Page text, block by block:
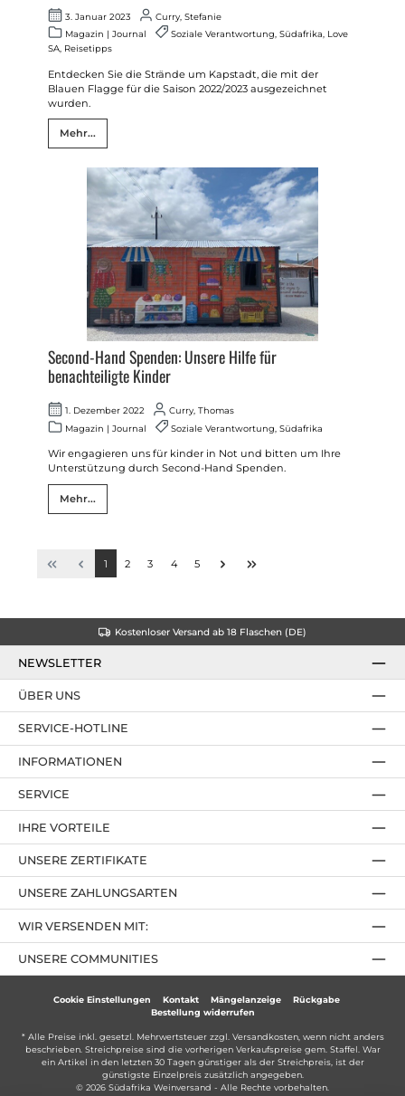
3. Januar 2023
Curry, Stefanie
Magazin | Journal Soziale Verantwortung ,Südafrika
Love
SA Reisetipps
Entdecken Sie die Strände um Kapstadt, die mit der
Blauen Flagge für die Saison 2022/2023 ausgezeichnet
wurden.
Mehr...
Second-Hand Spenden: Unsere Hilfe für
benachteiligte Kinder
1. Dezember 2022
Curry, Thomas
Magazin | Journal Soziale Verantwortung ,Südafrika
Wir engagieren uns für kinder in Not und bitten um Ihre
Unterstützung durch Second-Hand Spenden.
Mehr...
1 2 3 4 5
Kostenloser Versand ab 18 Flaschen (DE)
NEWSLETTER
SERVICE-HOTLINE
IHRE VORTEILE
UNSERE ZAHLUNGSARTEN
ÜBER UNS
UNSERE ZERTIFIKATE
INFORMATIONEN
SERVICE
UNSERE COMMUNITIES
WIR VERSENDEN MIT:
Cookie Einstellungen Kontakt Mängelanzeige
Rückgabe
Bestellung widerrufen
* Alle Preise inkl. gesetzl. Mehrwertsteuer zzgl. Versandkosten, wenn nicht anders
beschrieben. Streichpreise sind die vorherigen Verkaufspreise gem. Staffel. War
ein Artikel in den letzten 30 Tagen günstiger als der Streichpreis, ist der
günstigste Einzelpreis zusätzlich angegeben.
© 2026 Südafrika Weinversand - Alle Rechte vorbehalten.